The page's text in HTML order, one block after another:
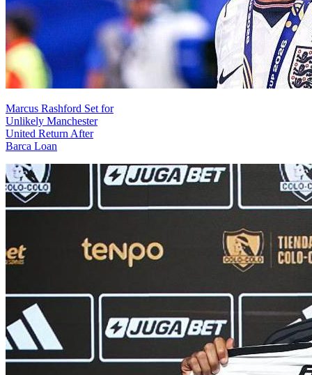
Marcus Rashford Set for
Unlikely Manchester
United Return After
Barca Loan